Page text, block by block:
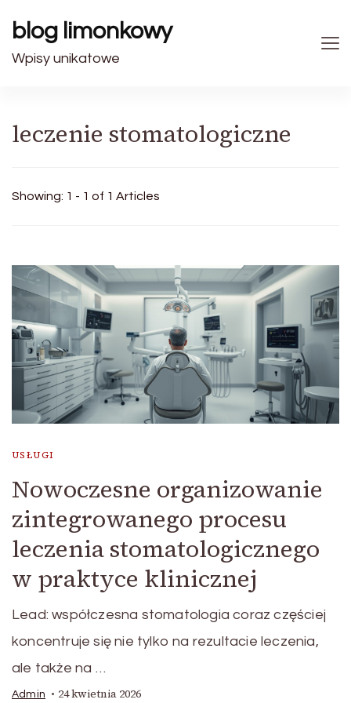
blog limonkowy
Wpisy unikatowe
leczenie stomatologiczne
Showing: 1 - 1 of 1 Articles
USŁUGI
Nowoczesne organizowanie
zintegrowanego procesu
leczenia stomatologicznego
w praktyce klinicznej
Lead: współczesna stomatologia coraz częściej
koncentruje się nie tylko na rezultacie leczenia,
ale także na …
Admin 24 kwietnia 2026